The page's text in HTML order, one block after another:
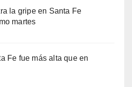
la gripe en Santa Fe
martes
Fe fue más alta que en